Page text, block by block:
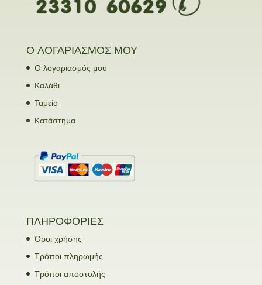
Ο ΛΟΓΑΡΙΑΣΜΟΣ ΜΟΥ
Ο λογαριασμός μου
Καλάθι
Ταμείο
Κατάστημα
ΠΛΗΡΟΦΟΡΙΕΣ
Όροι χρήσης
Τρόποι πληρωμής
Τρόποι αποστολής